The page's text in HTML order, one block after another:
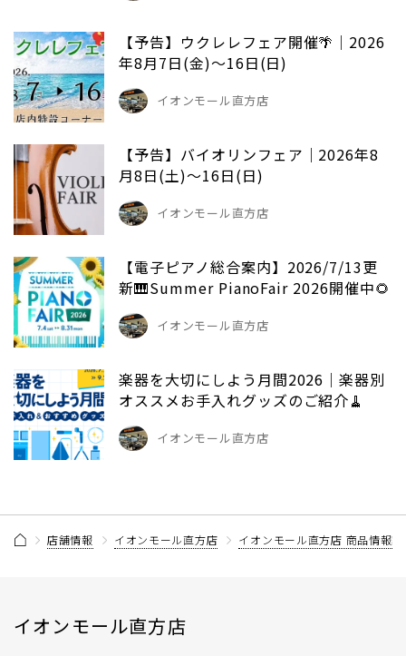
【予告】ウクレレフェア開催🌴｜2026
年8月7日(金)～16日(日)
イオンモール直方店
【予告】バイオリンフェア｜2026年8
月8日(土)～16日(日)
イオンモール直方店
【電子ピアノ総合案内】2026/7/13更
新🎹Summer PianoFair 2026開催中🌻
イオンモール直方店
楽器を大切にしよう月間2026｜楽器別
オススメお手入れグッズのご紹介🧹
イオンモール直方店
店舗情報 イオンモール直方店 イオンモール直方店 商品情報
イオンモール直方店